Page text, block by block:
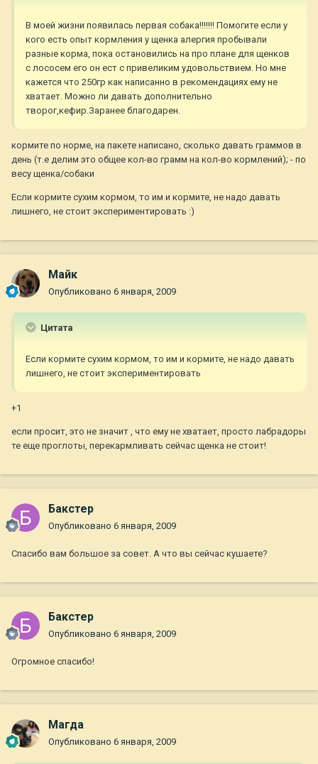
В моей жизни появилась первая собака!!!!!!! Помогите если у
кого есть опыт кормления у щенка алергия пробывали
разные корма, пока остановились на про плане для щенков
с лососем его он ест с привеликим удовольствием. Но мне
кажется что 250гр как написанно в рекомендациях ему не
хватает. Можно ли давать дополнительно
творог,кефир.Заранее благодарен.
кормите по норме, на пакете написано, сколько давать граммов в
день (т.е делим это общее кол-во грамм на кол-во кормлений); - по
весу щенка/собаки
Если кормите сухим кормом, то им и кормите, не надо давать
лишнего, не стоит экспериментировать :)
Майк
Опубликовано 6 января, 2009
Цитата
Если кормите сухим кормом, то им и кормите, не надо давать
лишнего, не стоит экспериментировать
+1
если просит, это не значит , что ему не хватает, просто лабрадоры
те еще проглоты, перекармливать сейчас щенка не стоит!
Бакстер
Опубликовано 6 января, 2009
Спасибо вам большое за совет. А что вы сейчас кушаете?
Бакстер
Опубликовано 6 января, 2009
Огромное спасибо!
Магда
Опубликовано 6 января, 2009